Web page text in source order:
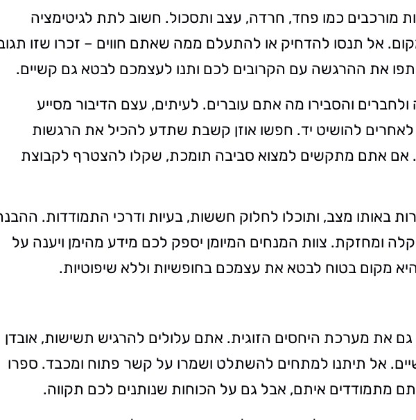
מורכבים כמו פחד, חרדה, עצב ותסכול. חשוב לתת לגיטימציה
אל תנסו להדחיק או להתעלם ממה שאתם חווים – זכרו שזו
את ההרגשה עם הקרובים לכם ותנו לעצמכם לבטא גם קשיים.
והסבירו מה אתם עוברים. לעיתים, עצם הדיבור מסייע
להושיט יד. חפשו אוזן קשבת שתדע להכיל את הרגשות
אם אתם מתקשים למצוא סביבה תומכת, שקלו להצטרף לקבוצת
באותו מצב, ותוכלו לחלוק חששות, בעיות ודרכי התמודדות.
ומחזקת. צוות המנחים המיומן יספק לכם מידע מהימן ויענה על
מקום בטוח לבטא את עצמכם בחופשיות וללא שיפוטיות.
את מערכת היחסים הזוגית. אתם עלולים להרגיש תשישות, אובדן
אל תיתנו למתחים להשתלט ושמרו על קשר פתוח ומכבד. ספרו
מתמודדים איתם, אבל גם על הכוחות שנותנים לכם תקווה.